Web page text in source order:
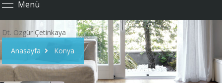
Menü
Dt. Özgür Çetinkaya
Anasayfa
Konya